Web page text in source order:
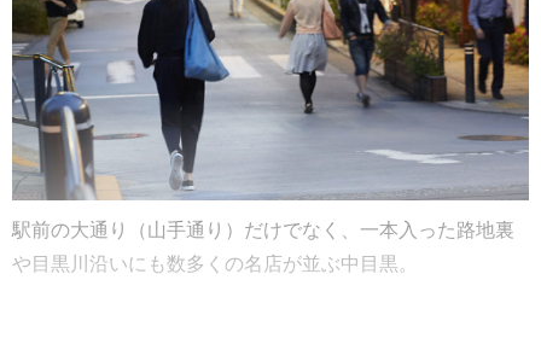
駅前の大通り（山手通り）だけでなく、一本入った路地裏
や目黒川沿いにも数多くの名店が並ぶ中目黒。